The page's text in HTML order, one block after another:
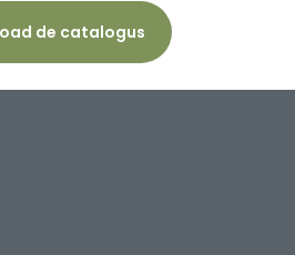
de catalogus